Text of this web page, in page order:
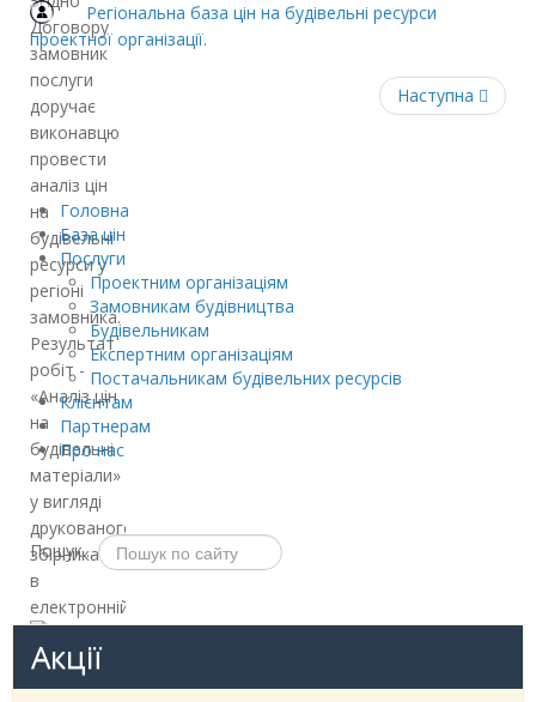
Договору
замовник
послуги
доручає
виконавцю
провести
аналіз цін
на
будівельні
ресурси у
регіоні
замовника.
Результат
робіт -
«Аналіз цін
на
будівельні
матеріали»
у вигляді
друкованого
збірника та
в
електронній…
Регіональна база цін на будівельні ресурси
проектної організації.
Наступна
Головна
База цін
Послуги
Проектним організаціям
Замовникам будівництва
Будівельникам
Експертним організаціям
Постачальникам будівельних ресурсів
Клієнтам
Партнерам
Про нас
Пошук...
Акції